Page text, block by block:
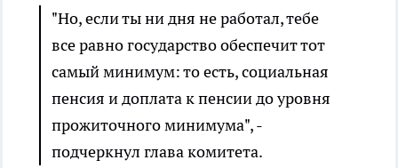
"Но, если ты ни дня не работал, тебе
все равно государство обеспечит тот
самый минимум: то есть, социальная
пенсия и доплата к пенсии до уровня
прожиточного минимума", -
подчеркнул глава комитета.